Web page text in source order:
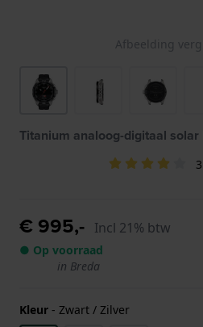
Afbeelding
Titanium analoog-digitaal
€ 995,- Incl 21% btw
● Op voorraad
in Breda
Kleur - Zwart / Zilver